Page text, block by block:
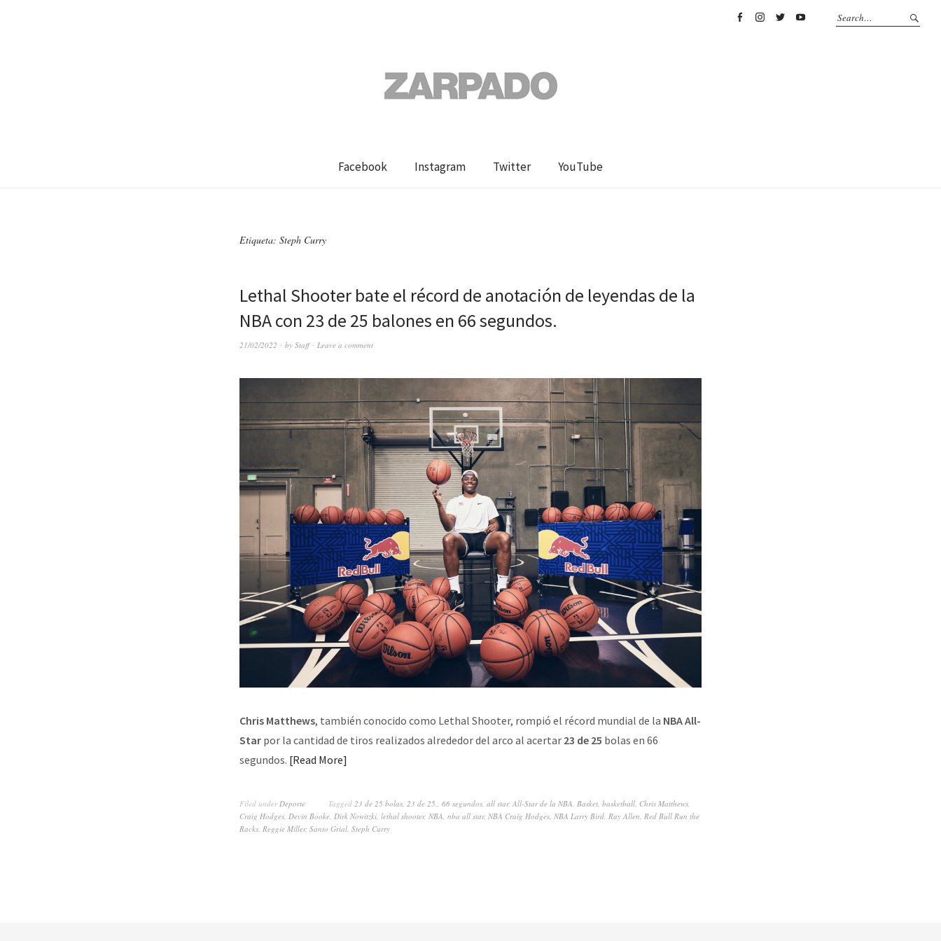
Facebook Instagram Twitter YouTube
Etiqueta: Steph Curry
Lethal Shooter bate el récord de anotación de leyendas de la
NBA con 23 de 25 balones en 66 segundos.
21/02/2022 by Staff Leave a comment
Chris Matthews, también conocido como Lethal Shooter, rompió el récord mundial de la NBA All-
Star por la cantidad de tiros realizados alrededor del arco al acertar 23 de 25 bolas en 66
segundos. Read More
Filed under Deporte Tagged 23 de 25 bolas 23 de 25. 66 segundos all star, All-Star de la NBA Basket basketball Chris Matthews
Craig Hodges Devin Booke Dirk Nowitzki lethal shooter, NBA nba all star, NBA Craig Hodges NBA Larry Bird Ray Allen Red Bull Run the
Racks Reggie Miller, Santo Grial Steph Curry